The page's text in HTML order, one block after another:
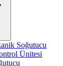
Soğutucu
Ünitesi